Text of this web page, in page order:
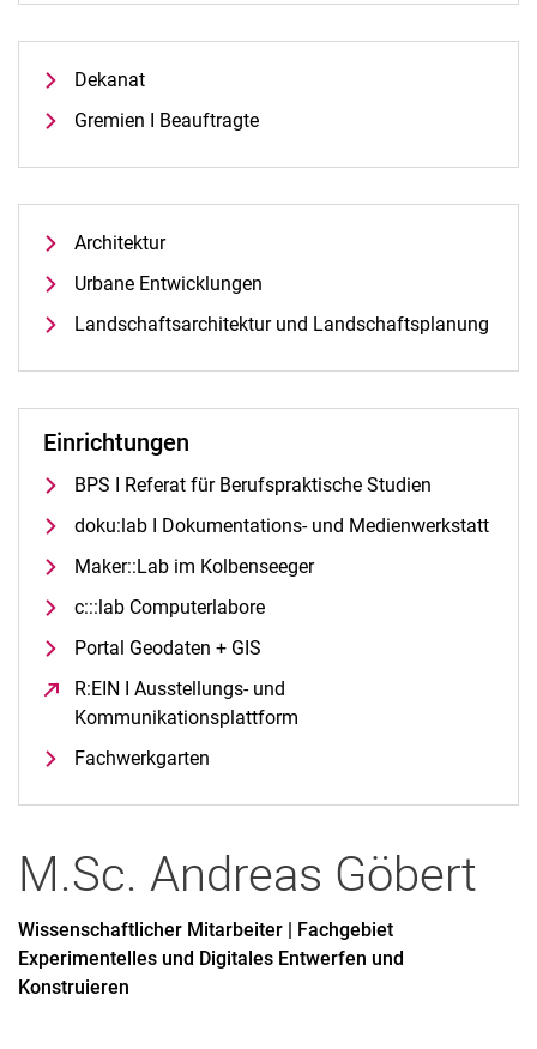
Ehemalige Professor:innen
Dekanat
Gremien I Beauftragte
Architektur
Urbane Entwicklungen
Landschaftsarchitektur und Landschaftsplanung
Einrichtungen
BPS I Referat für Berufspraktische Studien
doku:lab I Dokumentations- und Medienwerkstatt
Maker::Lab im Kolbenseeger
c:::lab Computerlabore
Portal Geodaten + GIS
R:EIN I Ausstellungs- und
Kommunikationsplattform
Fachwerkgarten
M.Sc. Andreas Göbert
Wissenschaftlicher Mitarbeiter | Fachgebiet
Experimentelles und Digitales Entwerfen und
Konstruieren